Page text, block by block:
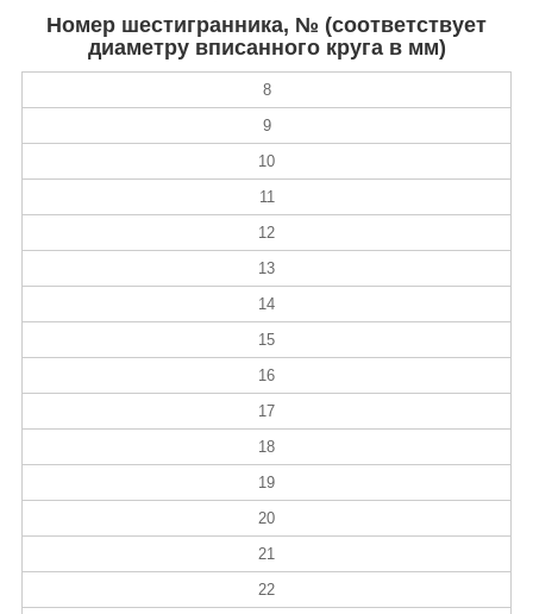
Номер шестигранника, № (соответствует
диаметру вписанного круга в мм)
8
9
10
11
12
13
14
15
16
17
18
19
20
21
22